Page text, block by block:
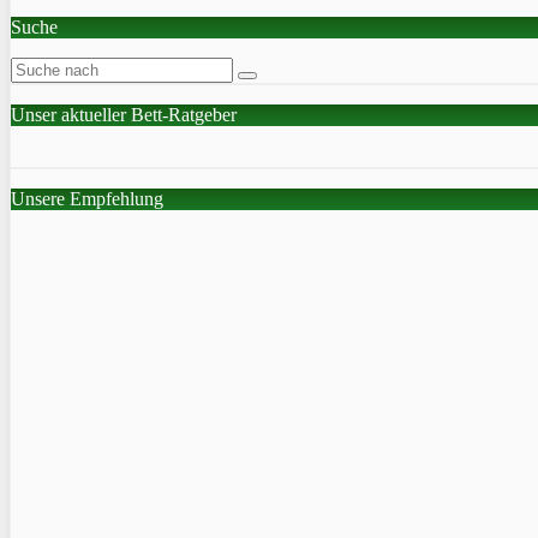
Suche
Unser aktueller Bett-Ratgeber
Unsere Empfehlung